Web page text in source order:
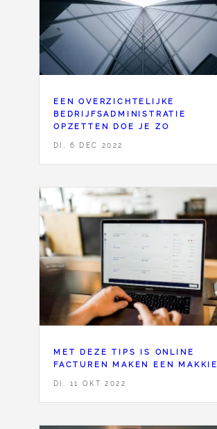
EEN OVERZICHTELIJKE
BEDRIJFSADMINISTRATIE
OPZETTEN DOE JE ZO
DI, 6 DEC 2022
MET DEZE TIPS IS ONLINE
FACTUREN MAKEN EEN MAKKIE
DI, 11 OKT 2022